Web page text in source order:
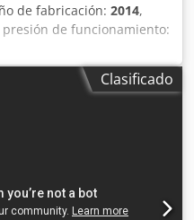
de fabricación: 2014,
presión de funcionamiento:
S 150 Motor 110 KW
8 bar Año de fabricación
Kilometraje 18000 MtgClasificado